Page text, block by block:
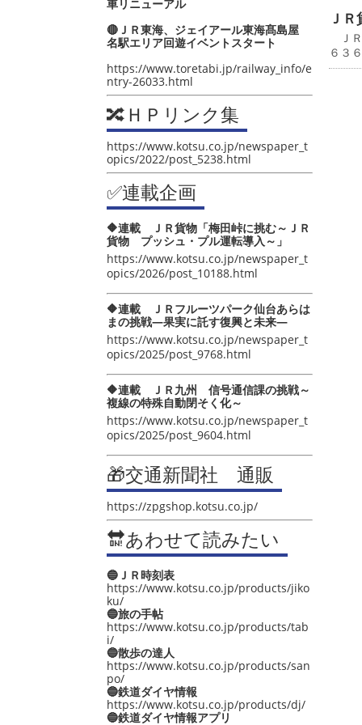
車リニューアル
🔴ＪＲ東海、ジェイアール東海髙島屋
名駅エリア回遊イベントスタート
https://www.toretabi.jp/railway_info/e
ntry-26033.html
🔀ＨＰリンク集
https://www.kotsu.co.jp/newspaper_t
opics/2022/post_5238.html
✅連載企画
🔶連載 ＪＲ貨物「梅田峠に挑む～ＪＲ
貨物 プッシュ・プル運転導入～」
https://www.kotsu.co.jp/newspaper_t
opics/2026/post_10188.html
🔶連載 ＪＲフルーツパーク仙台あらは
まの挑戦―果実に託す復興と未来―
https://www.kotsu.co.jp/newspaper_t
opics/2025/post_9768.html
🔶連載 ＪＲ九州 信号通信課の挑戦～
複線の特殊自動閉そく化～
https://www.kotsu.co.jp/newspaper_t
opics/2025/post_9604.html
🎁交通新聞社 通販
https://zpgshop.kotsu.co.jp/
🔛あわせて読みたい
🔵ＪＲ時刻表
https://www.kotsu.co.jp/products/jiko
ku/
🔵旅の手帖
https://www.kotsu.co.jp/products/tab
i/
🔵散歩の達人
https://www.kotsu.co.jp/products/san
po/
🔵鉄道ダイヤ情報
https://www.kotsu.co.jp/products/dj/
🔵鉄道ダイヤ情報アプリ
Ｊ
Ｊ
６３